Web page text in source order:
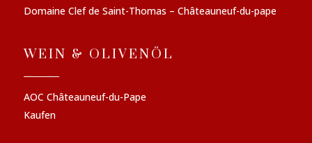
Domaine Clef de Saint-Thomas – Châteauneuf-du-pape
WEIN & OLIVENÖL
AOC Châteauneuf-du-Pape
Kaufen